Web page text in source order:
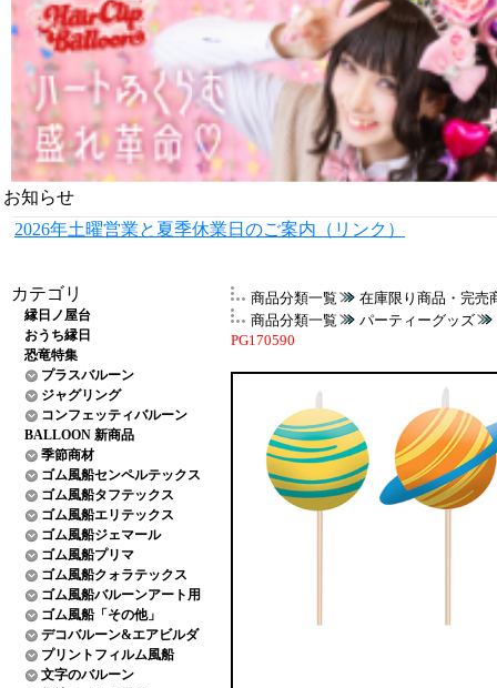
お知らせ
2026年土曜営業と夏季休業日のご案内（リンク）
カテゴリ
縁日ノ屋台
おうち縁日
恐竜特集
プラスバルーン
ジャグリング
コンフェッティバルーン
BALLOON 新商品
季節商材
ゴム風船センペルテックス
ゴム風船タフテックス
ゴム風船エリテックス
ゴム風船ジェマール
ゴム風船プリマ
ゴム風船クォラテックス
ゴム風船バルーンアート用
ゴム風船「その他」
デコバルーン&エアビルダ
プリントフィルム風船
文字のバルーン
商品分類一覧
在庫限り商品・完売
商品分類一覧
パーティーグッズ
PG170590